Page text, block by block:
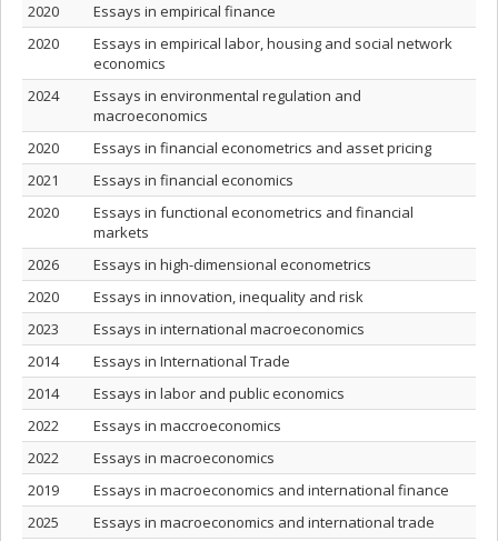
2020
Essays in empirical finance
2020
Essays in empirical labor, housing and social network
economics
2024
Essays in environmental regulation and
macroeconomics
2020
Essays in financial econometrics and asset pricing
2021
Essays in financial economics
2020
Essays in functional econometrics and financial
markets
2026
Essays in high-dimensional econometrics
2020
Essays in innovation, inequality and risk
2023
Essays in international macroeconomics
2014
Essays in International Trade
2014
Essays in labor and public economics
2022
Essays in maccroeconomics
2022
Essays in macroeconomics
2019
Essays in macroeconomics and international finance
2025
Essays in macroeconomics and international trade